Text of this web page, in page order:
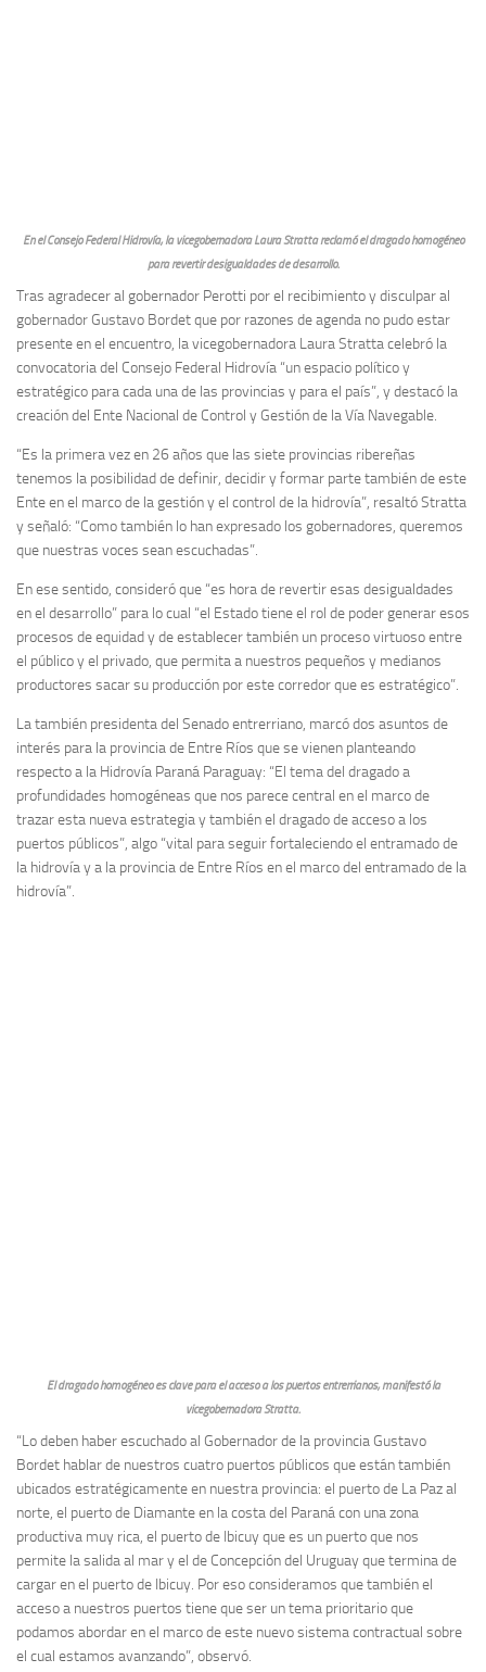
En el Consejo Federal Hidrovía, la vicegobernadora Laura Stratta reclamó el dragado homogéneo
para revertir desigualdades de desarrollo.
Tras agradecer al gobernador Perotti por el recibimiento y disculpar al
gobernador Gustavo Bordet que por razones de agenda no pudo estar
presente en el encuentro, la vicegobernadora Laura Stratta celebró la
convocatoria del Consejo Federal Hidrovía “un espacio político y
estratégico para cada una de las provincias y para el país”, y destacó la
creación del Ente Nacional de Control y Gestión de la Vía Navegable.
“Es la primera vez en 26 años que las siete provincias ribereñas
tenemos la posibilidad de definir, decidir y formar parte también de este
Ente en el marco de la gestión y el control de la hidrovía”, resaltó Stratta
y señaló: “Como también lo han expresado los gobernadores, queremos
que nuestras voces sean escuchadas”.
En ese sentido, consideró que “es hora de revertir esas desigualdades
en el desarrollo” para lo cual “el Estado tiene el rol de poder generar esos
procesos de equidad y de establecer también un proceso virtuoso entre
el público y el privado, que permita a nuestros pequeños y medianos
productores sacar su producción por este corredor que es estratégico”.
La también presidenta del Senado entrerriano, marcó dos asuntos de
interés para la provincia de Entre Ríos que se vienen planteando
respecto a la Hidrovía Paraná Paraguay: “El tema del dragado a
profundidades homogéneas que nos parece central en el marco de
trazar esta nueva estrategia y también el dragado de acceso a los
puertos públicos”, algo “vital para seguir fortaleciendo el entramado de
la hidrovía y a la provincia de Entre Ríos en el marco del entramado de la
hidrovía”.
El dragado homogéneo es clave para el acceso a los puertos entrerrianos, manifestó la
vicegobernadora Stratta.
“Lo deben haber escuchado al Gobernador de la provincia Gustavo
Bordet hablar de nuestros cuatro puertos públicos que están también
ubicados estratégicamente en nuestra provincia: el puerto de La Paz al
norte, el puerto de Diamante en la costa del Paraná con una zona
productiva muy rica, el puerto de Ibicuy que es un puerto que nos
permite la salida al mar y el de Concepción del Uruguay que termina de
cargar en el puerto de Ibicuy. Por eso consideramos que también el
acceso a nuestros puertos tiene que ser un tema prioritario que
podamos abordar en el marco de este nuevo sistema contractual sobre
el cual estamos avanzando”, observó.